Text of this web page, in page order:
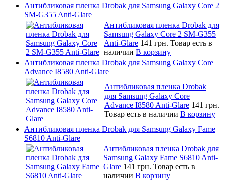
Антибликовая пленка Drobak для Samsung Galaxy Core 2
SM-G355 Anti-Glare
Антибликовая пленка Drobak для
Samsung Galaxy Core 2 SM-G355
Anti-Glare 141 грн. Товар есть в
наличии В корзину
Антибликовая пленка Drobak для Samsung Galaxy Core
Advance I8580 Anti-Glare
Антибликовая пленка Drobak
для Samsung Galaxy Core
Advance I8580 Anti-Glare 141 грн.
Товар есть в наличии В корзину
Антибликовая пленка Drobak для Samsung Galaxy Fame
S6810 Anti-Glare
Антибликовая пленка Drobak для
Samsung Galaxy Fame S6810 Anti-
Glare 141 грн. Товар есть в
наличии В корзину